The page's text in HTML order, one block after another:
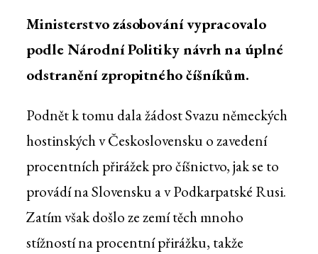
Ministerstvo zásobování vypracovalo
podle Národní Politiky návrh na úplné
odstranění zpropitného číšníkům.
Podnět k tomu dala žádost Svazu německých
hostinských v Československu o zavedení
procentních přirážek pro číšnictvo, jak se to
provádí na Slovensku a v Podkarpatské Rusi.
Zatím však došlo ze zemí těch mnoho
stížností na procentní přirážku, takže